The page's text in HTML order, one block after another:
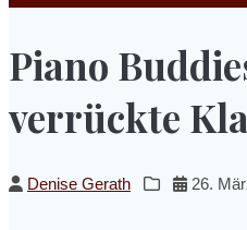
Piano
verrückte
Denise Gerath 26.